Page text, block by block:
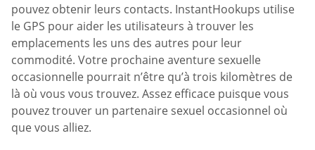
pouvez obtenir leurs contacts. InstantHookups utilise
le GPS pour aider les utilisateurs à trouver les
emplacements les uns des autres pour leur
commodité. Votre prochaine aventure sexuelle
occasionnelle pourrait n’être qu’à trois kilomètres de
là où vous vous trouvez. Assez efficace puisque vous
pouvez trouver un partenaire sexuel occasionnel où
que vous alliez.